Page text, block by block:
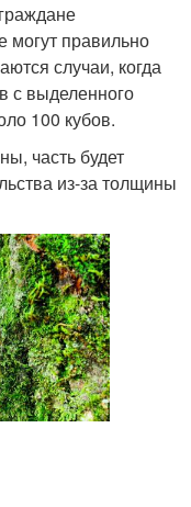
могут правильно
случаи, когда
с выделенного
100 кубов.
часть будет
из-за толщины